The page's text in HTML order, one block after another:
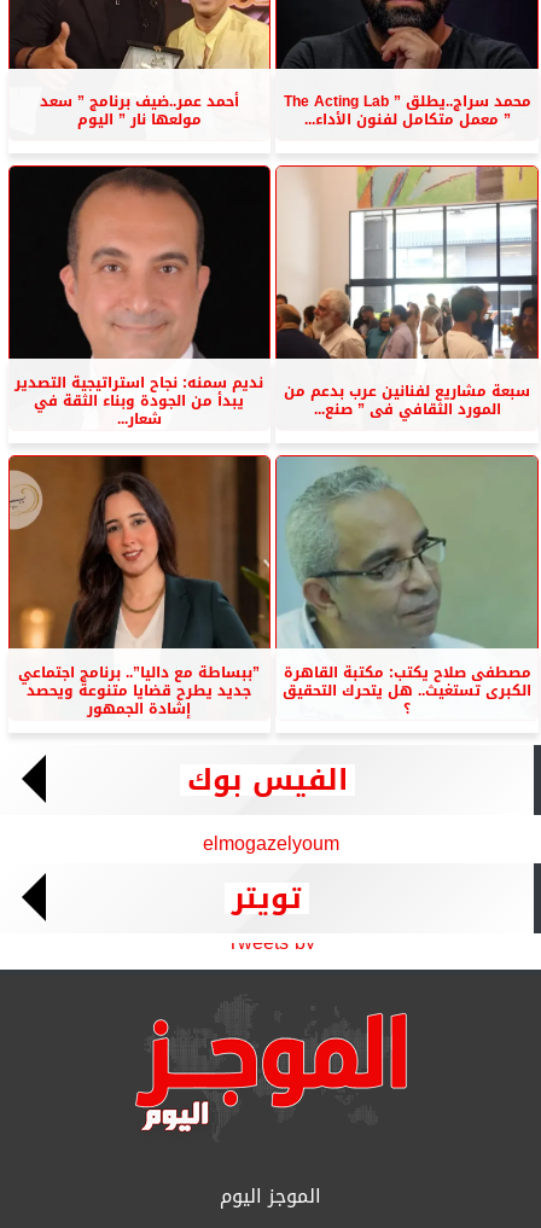
محمد سراج..يطلق ” The Acting Lab
” معمل متكامل لفنون الأداء...
أحمد عمر..ضيف برنامج ” سعد
مولعها نار ” اليوم
سبعة مشاريع لفنانين عرب بدعم من
المورد الثقافي فى ” صنع...
نديم سمنه: نجاح استراتيجية التصدير
يبدأ من الجودة وبناء الثقة في
شعار...
مصطفى صلاح يكتب: مكتبة القاهرة
الكبرى تستغيث.. هل يتحرك التحقيق
؟
”ببساطة مع داليا”.. برنامج اجتماعي
جديد يطرح قضايا متنوعة ويحصد
إشادة الجمهور
الفيس بوك
elmogazelyoum
تويتر
Tweets by
الموجز اليوم